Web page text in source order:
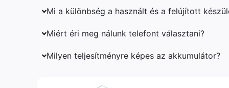
Mi a különbség a használt és a felújított
Miért éri meg nálunk telefont választani?
Milyen teljesítményre képes az akkumulátor?